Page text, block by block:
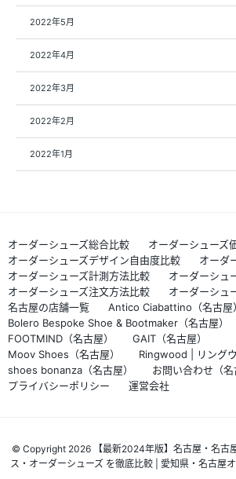
2022年5月
2022年4月
2022年3月
2022年2月
2022年1月
オーダーシューズ総合比較
オーダーシューズ
オーダーシューズデザイン自由度比較
オーダ
オーダーシューズ計測方法比較
オーダーシュ
オーダーシューズ注文方法比較
オーダーシュ
名古屋の店舗一覧
Antico Ciabattino（名古屋）
Bolero Bespoke Shoe & Bootmaker（名古屋）
FOOTMIND（名古屋）
GAIT（名古屋）
Moov Shoes（名古屋）
Ringwood | リングウ
shoes bonanza（名古屋）
お問い合わせ（名
プライバシーポリシー
運営会社
© Copyright 2026 【最新2024年版】名古屋・名古
ス・オーダーシューズ を徹底比較 | 愛知県・名古屋